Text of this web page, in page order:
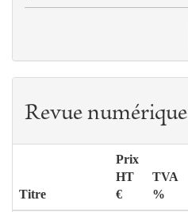
Revue numérique
Titre
Prix
HT
€
TVA
%